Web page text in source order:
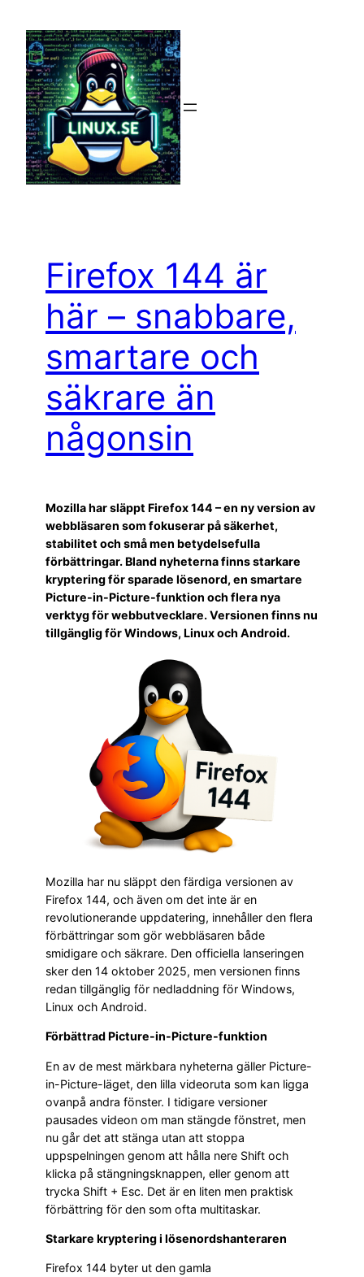
innehåll
Firefox 144 är
här – snabbare,
smartare och
säkrare än
någonsin
Mozilla har släppt Firefox 144 – en ny version av
webbläsaren som fokuserar på säkerhet,
stabilitet och små men betydelsefulla
förbättringar. Bland nyheterna finns starkare
kryptering för sparade lösenord, en smartare
Picture-in-Picture-funktion och flera nya
verktyg för webbutvecklare. Versionen finns nu
tillgänglig för Windows, Linux och Android.
Mozilla har nu släppt den färdiga versionen av
Firefox 144, och även om det inte är en
revolutionerande uppdatering, innehåller den flera
förbättringar som gör webbläsaren både
smidigare och säkrare. Den officiella lanseringen
sker den 14 oktober 2025, men versionen finns
redan tillgänglig för nedladdning för Windows,
Linux och Android.
Förbättrad Picture-in-Picture-funktion
En av de mest märkbara nyheterna gäller Picture-
in-Picture-läget, den lilla videoruta som kan ligga
ovanpå andra fönster. I tidigare versioner
pausades videon om man stängde fönstret, men
nu går det att stänga utan att stoppa
uppspelningen genom att hålla nere Shift och
klicka på stängningsknappen, eller genom att
trycka Shift + Esc. Det är en liten men praktisk
förbättring för den som ofta multitaskar.
Starkare kryptering i lösenordshanteraren
Firefox 144 byter ut den gamla